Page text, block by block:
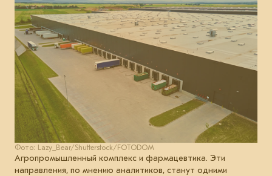
Фото: Lazy_Bear/Shutterstock/FOTODOM
Агропромышленный комплекс и фармацевтика. Эти
направления, по мнению аналитиков, станут одними